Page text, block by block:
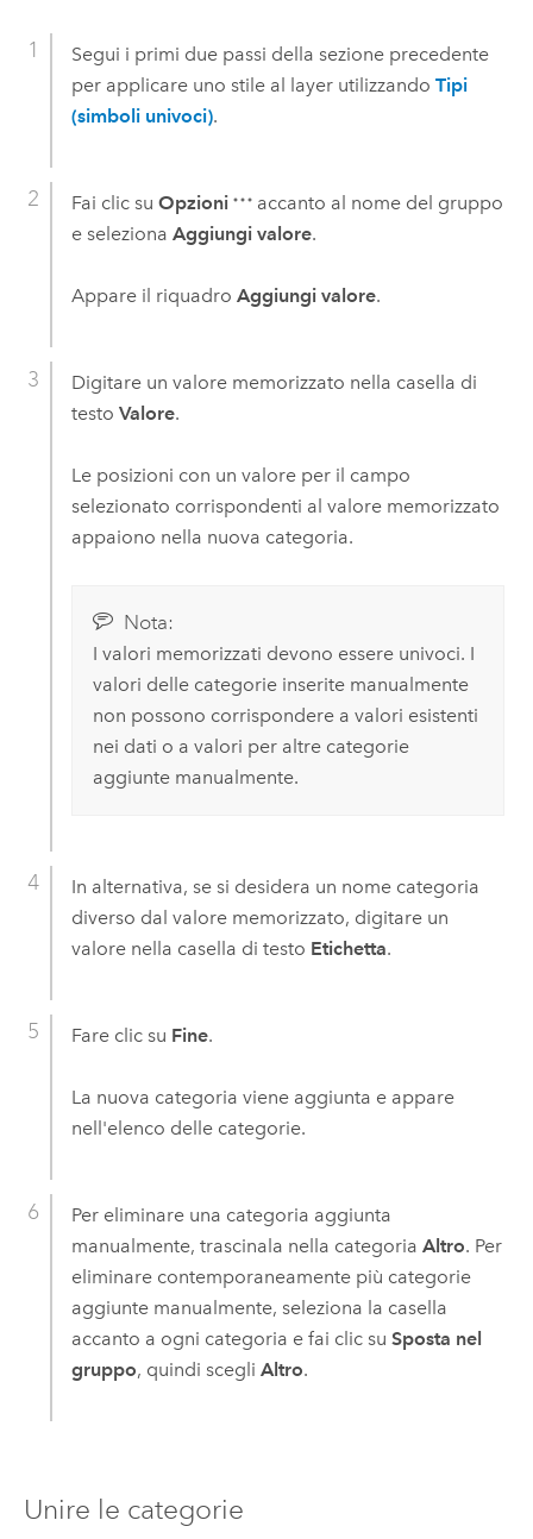
Segui i primi due passi della sezione precedente
per applicare uno stile al layer utilizzando Tipi
(simboli univoci).
Fai clic su Opzioni
accanto al nome del gruppo
e seleziona Aggiungi valore.
Appare il riquadro Aggiungi valore.
Digitare un valore memorizzato nella casella di
testo Valore.
Le posizioni con un valore per il campo
selezionato corrispondenti al valore memorizzato
appaiono nella nuova categoria.
Nota:
I valori memorizzati devono essere univoci. I
valori delle categorie inserite manualmente
non possono corrispondere a valori esistenti
nei dati o a valori per altre categorie
aggiunte manualmente.
In alternativa, se si desidera un nome categoria
diverso dal valore memorizzato, digitare un
valore nella casella di testo Etichetta.
Fare clic su Fine.
La nuova categoria viene aggiunta e appare
nell'elenco delle categorie.
Per eliminare una categoria aggiunta
manualmente, trascinala nella categoria Altro. Per
eliminare contemporaneamente più categorie
aggiunte manualmente, seleziona la casella
accanto a ogni categoria e fai clic su Sposta nel
gruppo, quindi scegli Altro.
Unire le categorie